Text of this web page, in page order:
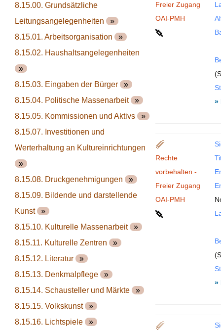
8.15.00. Grundsätzliche
Leitungsangelegenheiten »
8.15.01. Arbeitsorganisation »
8.15.02. Haushaltsangelegenheiten
»
8.15.03. Eingaben der Bürger »
8.15.04. Politische Massenarbeit »
8.15.05. Kommissionen und Aktivs »
8.15.07. Investitionen und
Werterhaltung an Kultureinrichtungen
»
8.15.08. Druckgenehmigungen »
8.15.09. Bildende und darstellende
Kunst »
8.15.10. Kulturelle Massenarbeit »
8.15.11. Kulturelle Zentren »
8.15.12. Literatur »
8.15.13. Denkmalpflege »
8.15.14. Schausteller und Märkte »
8.15.15. Volkskunst »
8.15.16. Lichtspiele »
Freier Zugang
OAI-PMH
»
Rechte
vorbehalten -
Freier Zugang
OAI-PMH
»